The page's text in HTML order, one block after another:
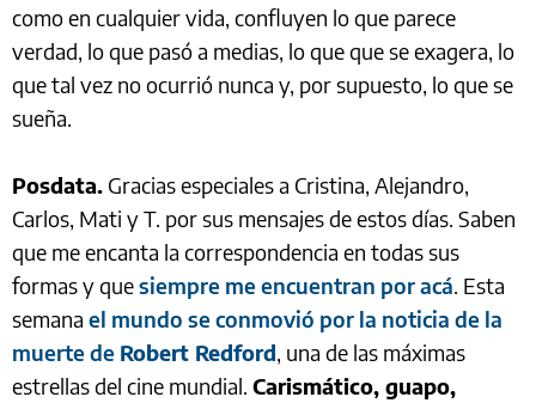
como en cualquier vida, confluyen lo que parece
verdad, lo que pasó a medias, lo que que se exagera, lo
que tal vez no ocurrió nunca y, por supuesto, lo que se
sueña.
Posdata. Gracias especiales a Cristina, Alejandro,
Carlos, Mati y T. por sus mensajes de estos días. Saben
que me encanta la correspondencia en todas sus
formas y quesiempre me encuentran por acá . Esta
semana el mundo se conmovió por la noticia de la
muerte de Robert Redford , una de las máximas
estrellas del cine mundial. Carismático, guapo,